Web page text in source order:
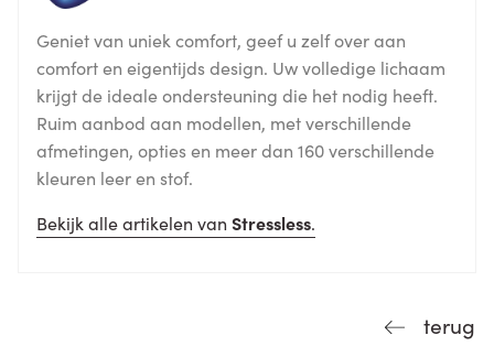
Geniet van uniek comfort, geef u zelf over aan
comfort en eigentijds design. Uw volledige lichaam
krijgt de ideale ondersteuning die het nodig heeft.
Ruim aanbod aan modellen, met verschillende
afmetingen, opties en meer dan 160 verschillende
kleuren leer en stof.
Bekijk alle artikelen van Stressless.
terug